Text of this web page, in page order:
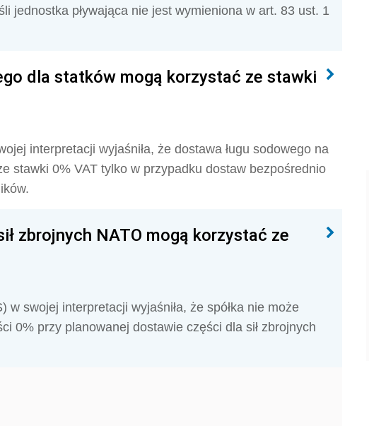
jednostka pływająca nie jest wymieniona w art. 83 ust. 1
dla statków mogą korzystać ze stawki
interpretacji wyjaśniła, że dostawa ługu sodowego na
stawki 0% VAT tylko w przypadku dostaw bezpośrednio
zbrojnych NATO mogą korzystać ze
w swojej interpretacji wyjaśniła, że spółka nie może
0% przy planowanej dostawie części dla sił zbrojnych